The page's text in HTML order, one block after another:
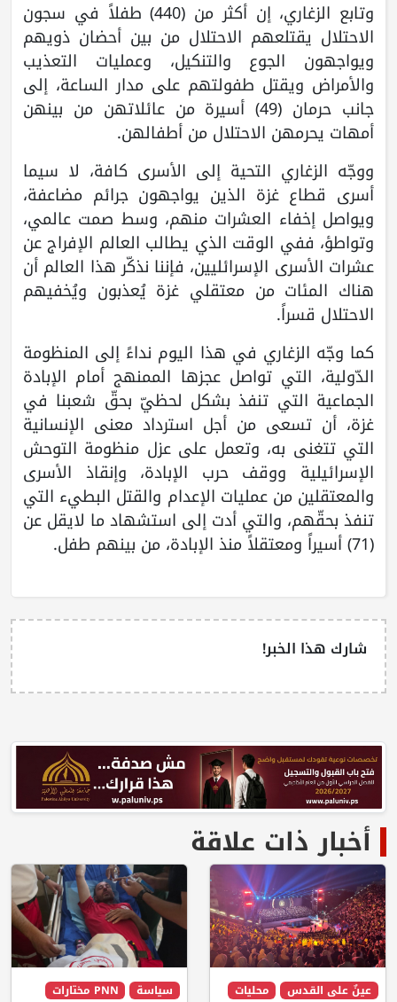
وتابع الزغاري، إن أكثر من (440) طفلاً في سجون
الاحتلال يقتلعهم الاحتلال من بين أحضان ذويهم
ويواجهون الجوع والتنكيل، وعمليات التعذيب
والأمراض ويقتل طفولتهم على مدار الساعة، إلى
جانب حرمان (49) أسيرة من عائلاتهن من بينهن
أمهات يحرمهن الاحتلال من أطفالهن.
ووجّه الزغاري التحية إلى الأسرى كافة، لا سيما
أسرى قطاع غزة الذين يواجهون جرائم مضاعفة،
ويواصل إخفاء العشرات منهم، وسط صمت عالمي،
وتواطؤ، ففي الوقت الذي يطالب العالم الإفراج عن
عشرات الأسرى الإسرائليين، فإننا نذكّر هذا العالم أن
هناك المئات من معتقلي غزة يُعذبون ويُخفيهم
الاحتلال قسراً.
كما وجّه الزغاري في هذا اليوم نداءً إلى المنظومة
الدّولية، التي تواصل عجزها الممنهج أمام الإبادة
الجماعية التي تنفذ بشكل لحظيّ بحقّ شعبنا في
غزة، أن تسعى من أجل استرداد معنى الإنسانية
التي تتغنى به، وتعمل على عزل منظومة التوحش
الإسرائيلية ووقف حرب الإبادة، وإنقاذ الأسرى
والمعتقلين من عمليات الإعدام والقتل البطيء التي
تنفذ بحقّهم، والتي أدت إلى استشهاد ما لايقل عن
(71) أسيراً ومعتقلاً منذ الإبادة، من بينهم طفل.
شارك هذا الخبر!
أخبار ذات علاقة
عينٌ على القدس محليات سياسة PNN مختارات